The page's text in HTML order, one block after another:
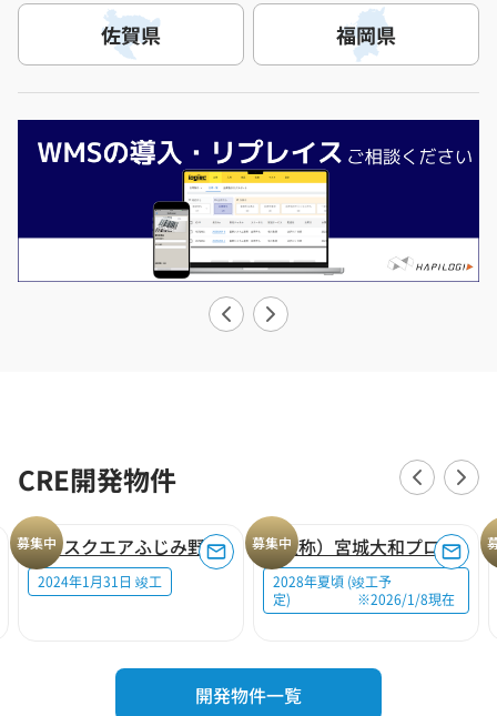
佐賀県 福岡県
CRE開発物件
募集中
ロジスクエアふじみ野A
2024年1月31日 竣工
募集中 （仮称）宮城大和プロジェクト
2028年夏頃 (竣工予
定) ※2026/1/8現在
開発物件一覧